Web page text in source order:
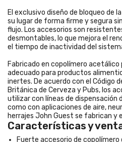
El exclusivo diseño de bloqueo de
su lugar de forma firme y segura
flujo. Los accesorios son
desmontables, lo que mejora el
el tiempo de inactividad del
Fabricado en copolímero
adecuado para productos
inertes. De acuerdo con el Código
Británica de Cerveza y Pubs, los
utilizar con líneas de dispensación
como con aplicaciones de aire,
herrajes John Guest se fabrican y
Características y
Fuerte accesorio de